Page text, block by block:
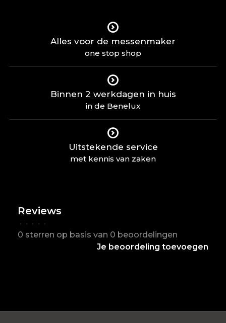
Alles voor de messenmaker
one stop shop
Binnen 2 werkdagen in huis
in de Benelux
Uitstekende service
met kennis van zaken
Reviews
• • • • •
0 sterren op basis van 0 beoordelingen
Je beoordeling toevoegen